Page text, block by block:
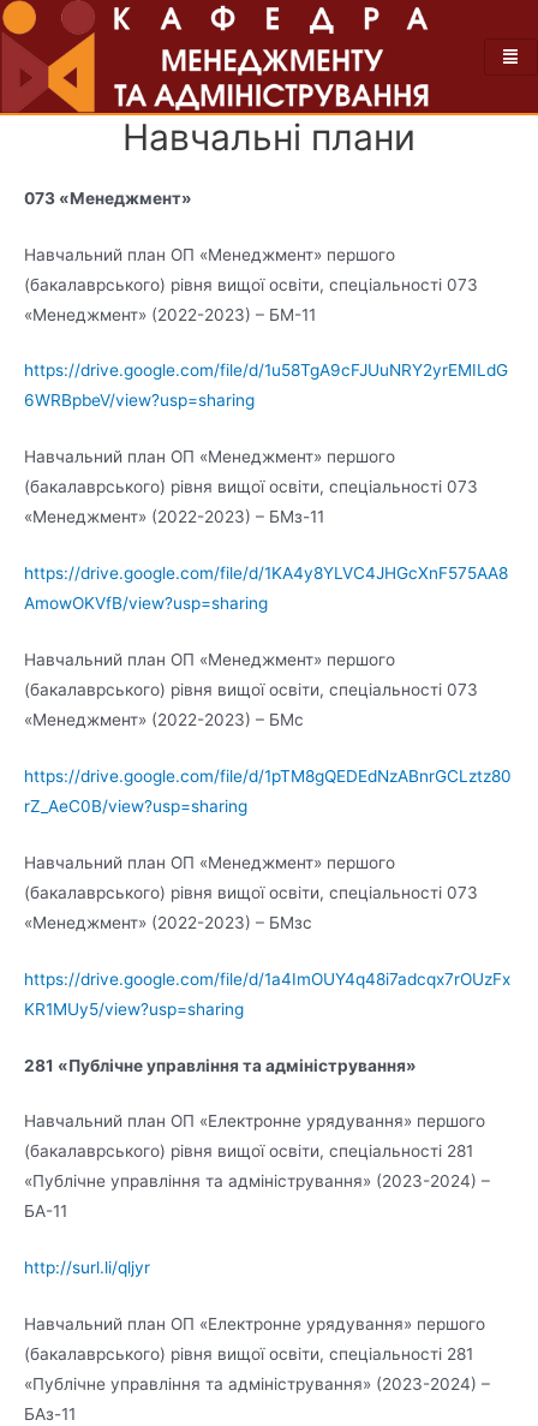
Навчальні плани
073 «Менеджмент»
Навчальний план ОП «Менеджмент» першого
(бакалаврського) рівня вищої освіти, спеціальності 073
«Менеджмент» (2022-2023) – БМ-11
https://drive.google.com/file/d/1u58TgA9cFJUuNRY2yrEMILdG
6WRBpbeV/view?usp=sharing
Навчальний план ОП «Менеджмент» першого
(бакалаврського) рівня вищої освіти, спеціальності 073
«Менеджмент» (2022-2023) – БМз-11
https://drive.google.com/file/d/1KA4y8YLVC4JHGcXnF575AA8
AmowOKVfB/view?usp=sharing
Навчальний план ОП «Менеджмент» першого
(бакалаврського) рівня вищої освіти, спеціальності 073
«Менеджмент» (2022-2023) – БМс
https://drive.google.com/file/d/1pTM8gQEDEdNzABnrGCLztz80
rZ_AeC0B/view?usp=sharing
Навчальний план ОП «Менеджмент» першого
(бакалаврського) рівня вищої освіти, спеціальності 073
«Менеджмент» (2022-2023) – БМзс
https://drive.google.com/file/d/1a4ImOUY4q48i7adcqx7rOUzFx
KR1MUy5/view?usp=sharing
281 «Публічне управління та адміністрування»
Навчальний план ОП «Електронне урядування» першого
(бакалаврського) рівня вищої освіти, спеціальності 281
«Публічне управління та адміністрування» (2023-2024) –
БА-11
http://surl.li/qljyr
Навчальний план ОП «Електронне урядування» першого
(бакалаврського) рівня вищої освіти, спеціальності 281
«Публічне управління та адміністрування» (2023-2024) –
БАз-11